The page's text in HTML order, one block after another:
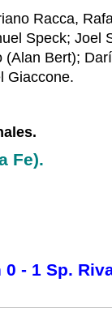
Racca,
Speck; Joel
(Alan Bert);
Giaccone.
Fe).
- 1 Sp.